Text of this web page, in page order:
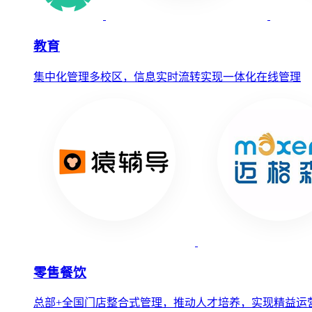
教育
集中化管理多校区，信息实时流转实现一体化在线管理
零售餐饮
总部+全国门店整合式管理，推动人才培养，实现精益运